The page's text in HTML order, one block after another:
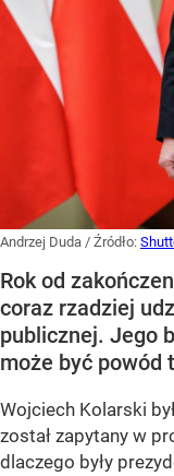
Andrzej Duda / Źródło:
Rok od
coraz rzadziej
publicznej. Jego
może być powód
Wojciech Kolarski
został zapytany w
dlaczego były